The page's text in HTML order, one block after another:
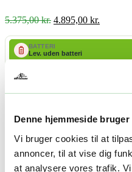
Denne hjemmeside
Vi bruger cookies til at
annoncer, til at vise dig
at analysere vores trafik.
5.375,00kr. Den
pris
var:
4.895,00 kr.
pris
BATTERI
Lev. uden batteri
Facebook Twitter LinkedIn
Varenummer (SKU):
EGO
Rygblæsere
Tag:EGO